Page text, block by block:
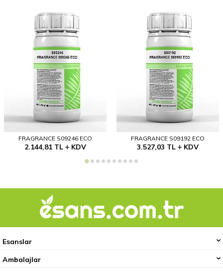
FRAGRANCE S09246 ECO
2.144,81TL KDV
FRAGRANCE S09192 ECO
3.527,03 TL KDV
Esanslar
Ambalajlar